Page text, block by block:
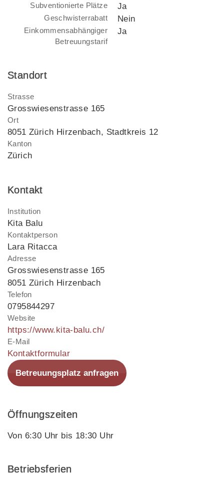
Subventionierte Plätze Ja
Geschwisterrabatt Nein
Einkommensabhängiger
Betreuungstarif
Ja
Standort
Strasse
Grosswiesenstrasse 165
Ort
8051 Zürich Hirzenbach, Stadtkreis 12
Kanton
Zürich
Kontakt
Institution
Kita Balu
Kontaktperson
Lara Ritacca
Adresse
Grosswiesenstrasse 165
8051 Zürich Hirzenbach
Telefon
0795844297
Website
https://www.kita-balu.ch/
E-Mail
Kontaktformular
Betreuungsplatz anfragen
Öffnungszeiten
Von 6:30 Uhr bis 18:30 Uhr
Betriebsferien